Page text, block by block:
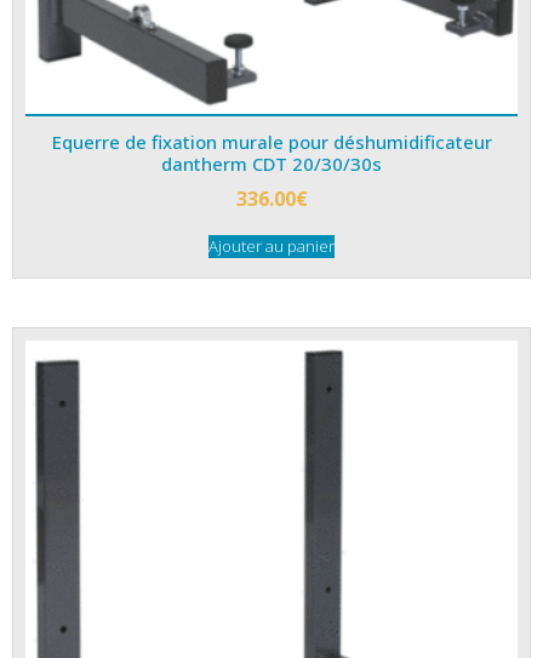
Equerre de fixation murale pour déshumidificateur
dantherm CDT 20/30/30s
336.00€
Ajouter au panier